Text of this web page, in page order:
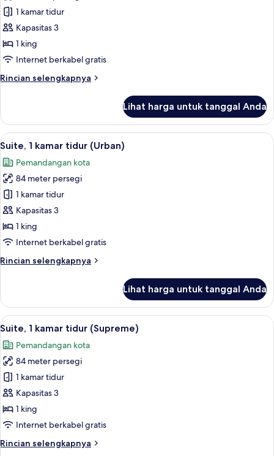
sudut
Studio
Suite,
1
kamar
1 kamar tidur
Kapasitas 3
1 king
Internet berkabel gratis
Rincian selengkapnya
Rincian
Studio
Suite,
1
tidur
Lihat harga untuk tanggal Anda
Lihat
semua
foto
untuk
Suite,
1
kamar
tidur
Suite, 1 kamar tidur (Urban) |
9
Suite, 1 kamar tidur (Urban)
Pemandangan kota
84 meter persegi
1 kamar tidur
Kapasitas 3
1 king
Internet berkabel gratis
Rincian selengkapnya
Rincian
Suite,
kamar
(Urban)
Lihat harga untuk tanggal Anda
Lihat
semua
foto
untuk
Suite,
1
kamar
tidur
Suite, 1 kamar tidur (Supreme) |
12
Suite, 1 kamar tidur (Supreme)
Pemandangan kota
84 meter persegi
1 kamar tidur
Kapasitas 3
1 king
Internet berkabel gratis
Rincian selengkapnya
Rincian